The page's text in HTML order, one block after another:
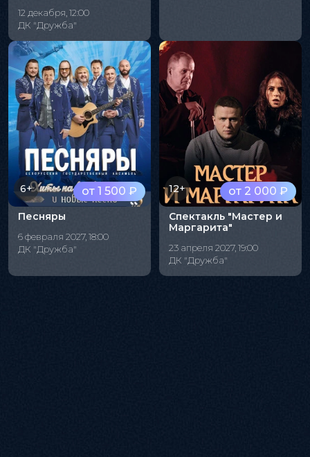
12 декабря, 12:00
ДК "Дружба"
от 1 500 ₽
6+
Песняры
6 февраля 2027, 18:00
ДК "Дружба"
от 2 000 ₽
12+
Спектакль "Мастер и
Маргарита"
23 апреля 2027, 19:00
ДК "Дружба"